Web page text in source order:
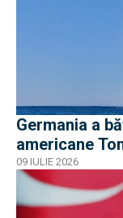
Germania a
americane
09 IULIE 2026